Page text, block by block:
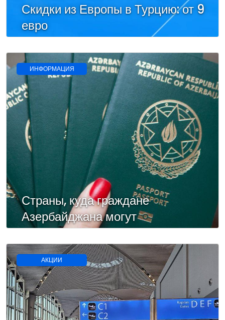
Скидки из Европы в Турцию: от 9
евро
ИНФОРМАЦИЯ
Страны, куда граждане
Азербайджана могут
путешествовать без визы
АКЦИИ